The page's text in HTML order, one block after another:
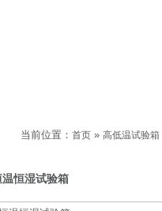
当前位置： 首页 » 高低温试验箱
恒湿试验箱